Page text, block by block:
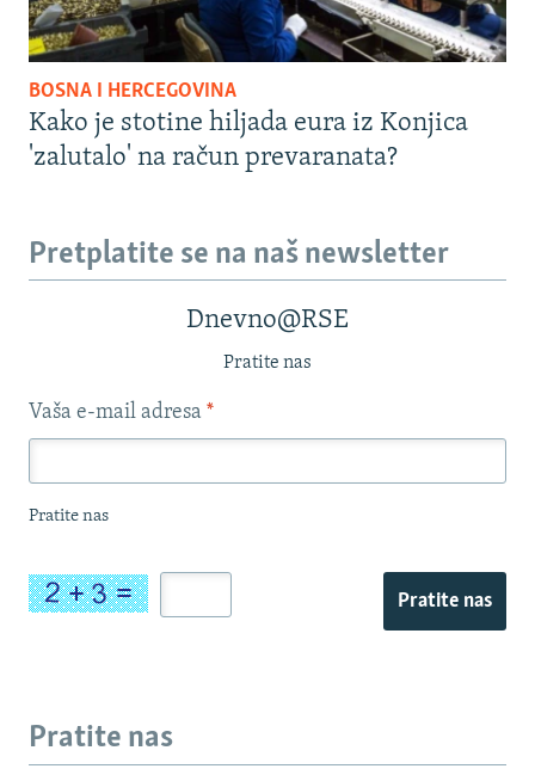
BOSNA I HERCEGOVINA
Kako je stotine hiljada eura iz Konjica
'zalutalo' na račun prevaranata?
Pretplatite se na naš newsletter
Dnevno@RSE
Pratite nas
Vaša e-mail adresa *
Pratite nas
Pratite nas
Pratite nas